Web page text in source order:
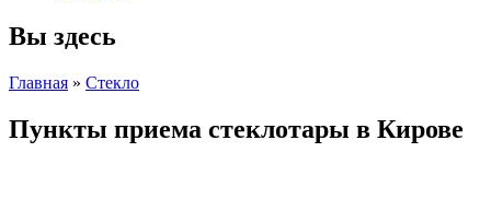
Вы здесь
Главная » Стекло
Пункты приема стеклотары в Кирове